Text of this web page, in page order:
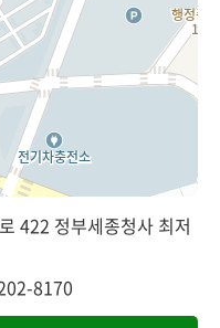
422 정부세종청사 최저
8170